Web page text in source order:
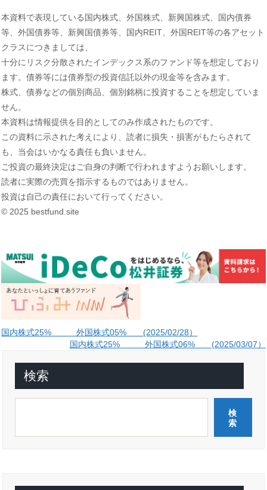
本資料で表現している国内株式、外国株式、新興国株式、国内債券
等、外国債券等、新興国債券等、国内REIT、外国REIT等の各アセット
クラスにつきましては、
十分にリスク分散されたインデックス系のファンド等を想定しており
ます。債券等には債券型の投資信託以外の現金等を含みます。
株式、債券などの個別商品、個別銘柄に投資することを想定していま
せん。
本資料は情報提供を目的としてのみ作成されたものです。
この資料に示された考えにより、読者に損失・損害がもたらされて
も、当会はいかなる責任も負いません。
ご投資の最終決定はご自身の判断で行われますようお願いします。
読者に実際の売買を指示するものではありません。
投資は自己の責任において行ってください。
© 2025 bestfund.site
投
ビ
シ
国内株式25% 外国株式05% (2025/02/28）
国内株式25% 外国株式06% (2025/03/07）
検索
検
索